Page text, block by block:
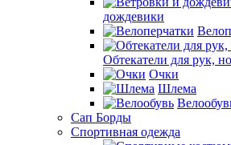
дождевики
Обтекатели для рук,
Очки
Шлема
Сап Борды
Спортивная одежда